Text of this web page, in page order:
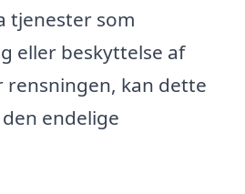
tjenester som
eller beskyttelse af
rensningen, kan dette
endelige